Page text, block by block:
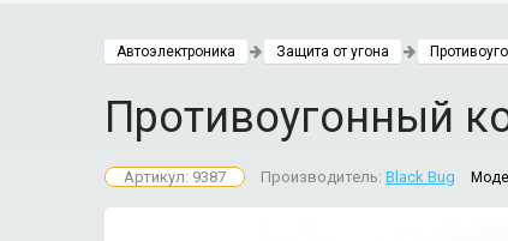
Автоэлектроника Защита от угона
Противоугонный
Артикул: 9387 Производитель: Black Bug